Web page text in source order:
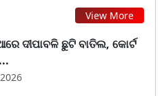
View More
ଦୀପାବଳି ଛୁଟି ବାତିଲ, କୋର୍ଟ